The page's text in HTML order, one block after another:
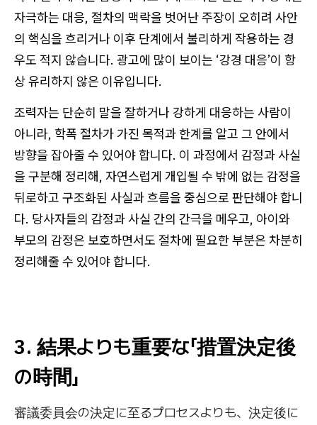
자극하는 대응, 절차의 맥락을 벗어난 주장이 오히려 사안
의 핵심을 흐리거나 이후 단계에서 불리하게 작용하는 경
우도 적지 않습니다. 광고에 많이 보이는 ‘강경 대응’이 항
상 유리하지 않은 이유입니다.
조력자는 단순히 말을 잘하거나 강하게 대응하는 사람이
아니라, 학폭 절차가 가진 목적과 한계를 알고 그 안에서
방향을 잡아줄 수 있어야 합니다. 이 과정에서 감정과 사실
을 구분해 정리해, 자연스럽게 개입될 수 밖에 없는 감정을
뒤로하고 구조화된 사실과 흐름을 중심으로 판단해야 합니
다. 당사자들의 감정과 사실 간의 간극을 메우고, 아이와
부모의 감정은 보호하면서도 절차에 필요한 부분은 차분히
정리해줄 수 있어야 합니다.
3. 結果よりも重要な「措置決定後
の時間」
審議委員会の決定に至るプロセスよりも、決定後に